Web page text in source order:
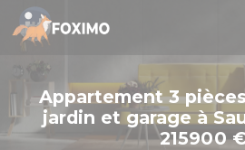
Appartement 3
jardin et garage à
215900
Panneau de gestion des cookies